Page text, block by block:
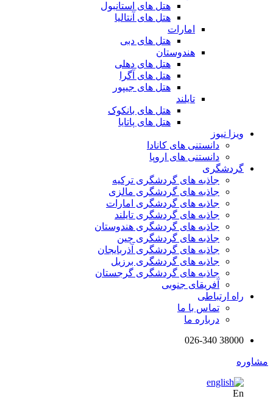
هتل های استانبول
هتل های آنتالیا
امارات
هتل های دبی
هندوستان
هتل های دهلی
هتل های آگرا
هتل های جیپور
تایلند
هتل های بانکوک
هتل های پاتایا
ویزا نیوز
دانستنی های کانادا
دانستنی های اروپا
گردشگری
جاذبه های گردشگری ترکیه
جاذبه های گردشگری مالزی
جاذبه های گردشگری امارات
جاذبه های گردشگری تایلند
جاذبه های گردشگری هندوستان
جاذبه های گردشگری چین
جاذبه های گردشگری آذربایجان
جاذبه های گردشگری برزیل
جاذبه های گردشگری گرجستان
آفریقای جنوبی
راه ارتباطی
تماس با ما
درباره ما
38000 026-340
مشاوره
En